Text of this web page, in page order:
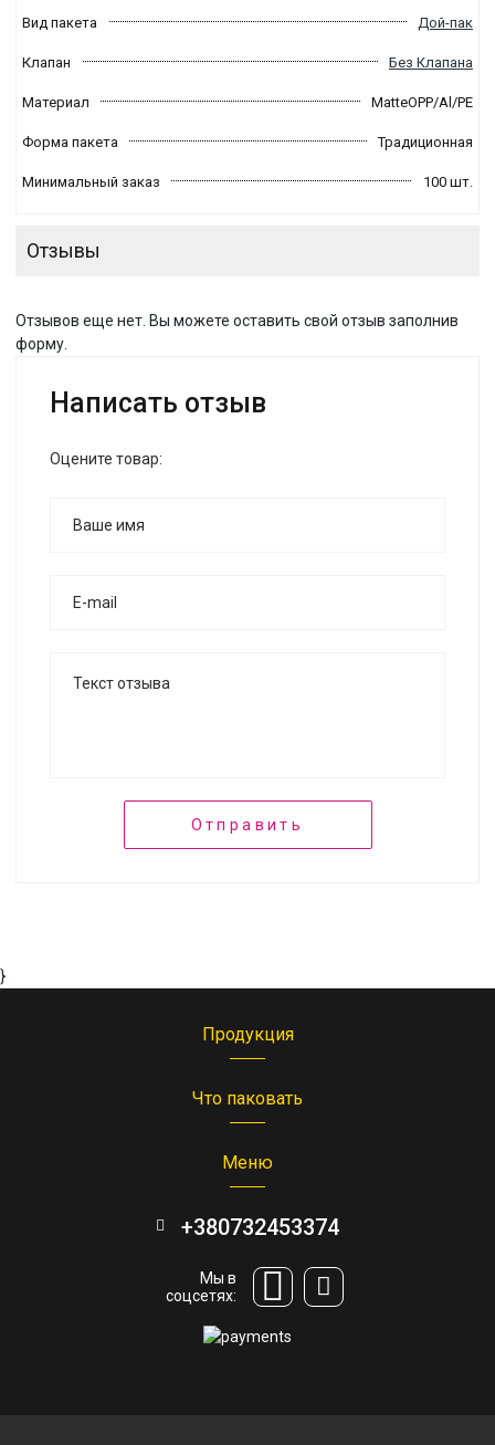
Вид пакета Дой-пак
Клапан Без Клапана
Материал MatteOPP/Al/PE
Форма пакета Традиционная
Минимальный заказ 100 шт.
Отзывы
Отзывов еще нет. Вы можете оставить свой отзыв заполнив
форму.
Написать отзыв
Оцените товар:
Отправить
}
Продукция
Что паковать
Меню
+380732453374
Мы в
соцсетях: